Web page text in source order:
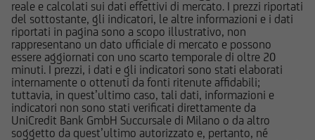
reale e calcolati sui dati effettivi di mercato. I prezzi riportati
del sottostante, gli indicatori, le altre informazioni e i dati
riportati in pagina sono a scopo illustrativo, non
rappresentano un dato ufficiale di mercato e possono
essere aggiornati con uno scarto temporale di oltre 20
minuti. I prezzi, i dati e gli indicatori sono stati elaborati
internamente o ottenuti da fonti ritenute affidabili;
tuttavia, in quest’ultimo caso, tali dati, informazioni e
indicatori non sono stati verificati direttamente da
UniCredit Bank GmbH Succursale di Milano o da altro
soggetto da quest’ultimo autorizzato e, pertanto, né
UniCredit Bank - Succursale di Milano e le
società del Gruppo Bancario UniCredit
potrebbero avere posizioni in conflitto di
interessi rispetto agli emittenti ed agli strumenti
finanziari cui si riferiscono le informazioni e
documenti pubblicati sul Sito; le stesse
potrebbero di volta in volta comprare, detenere